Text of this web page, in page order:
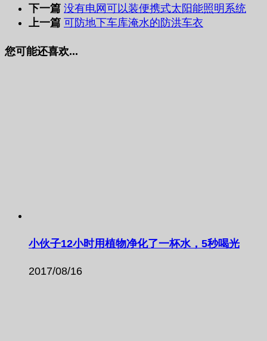
下一篇 没有电网可以装便携式太阳能照明系统
上一篇 可防地下车库淹水的防洪车衣
您可能还喜欢...
小伙子12小时用植物净化了一杯水，5秒喝光
2017/08/16